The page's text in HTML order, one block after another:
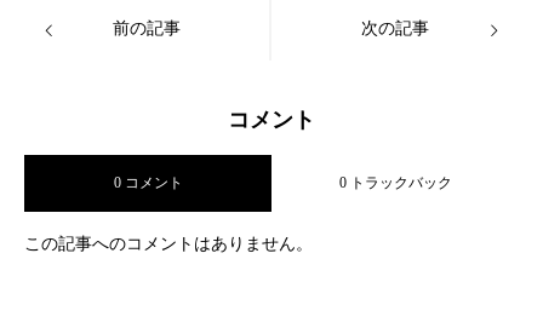
前の記事 次の記事
コメント
0 コメント 0 トラックバック
この記事へのコメントはありません。